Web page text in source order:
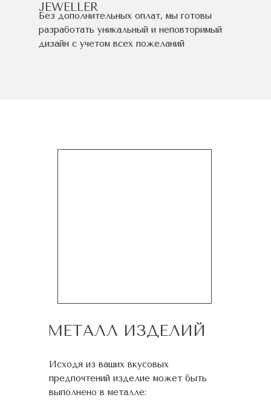
JEWELLER
Без дополнительных оплат, мы готовы
разработать уникальный и неповторимый
дизайн c учетом всех пожеланий
МЕТАЛЛ ИЗДЕЛИЙ
Исходя из ваших вкусовых
предпочтений изделие может быть
выполнено в металле: